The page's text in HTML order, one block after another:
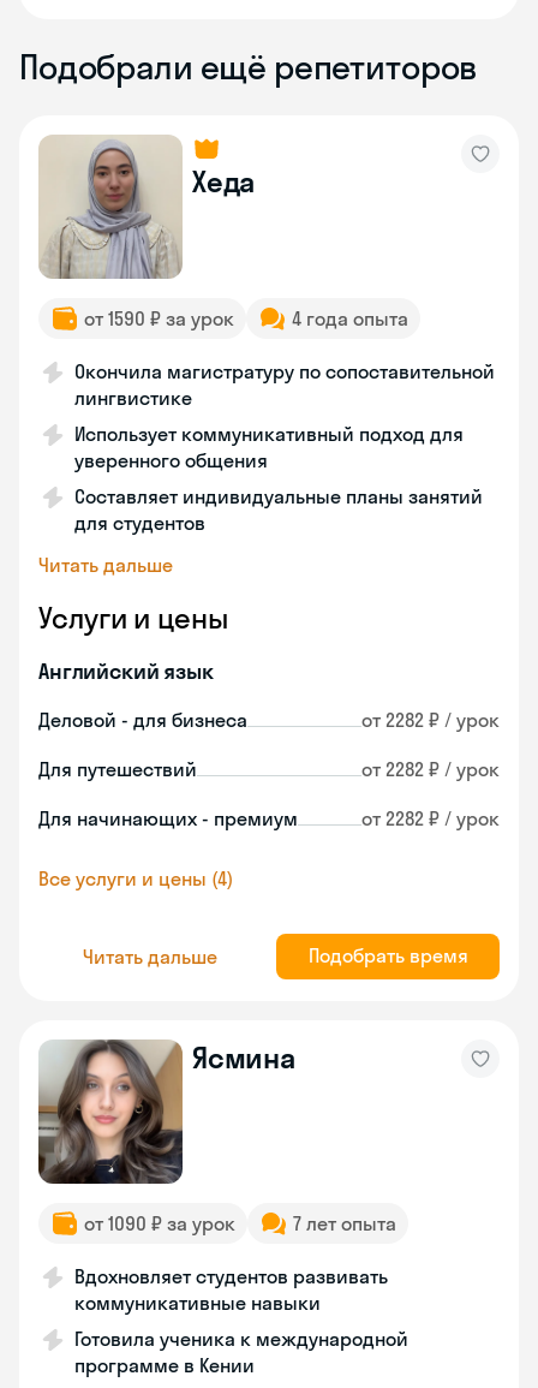
Подобрали ещё репетиторов
Хеда
от 1590 ₽ за урок 4 года опыта
Окончила магистратуру по сопоставительной
лингвистике
Использует коммуникативный подход для
уверенного общения
Составляет индивидуальные планы занятий
для студентов
Читать дальше
Услуги и цены
Английский язык
Деловой - для бизнеса от 2282 ₽ / урок
Для путешествий от 2282 ₽ / урок
Для начинающих - премиум от 2282 ₽ / урок
Все услуги и цены (4)
Читать дальше Подобрать время
Ясмина
от 1090 ₽ за урок 7 лет опыта
Вдохновляет студентов развивать
коммуникативные навыки
Готовила ученика к международной
программе в Кении